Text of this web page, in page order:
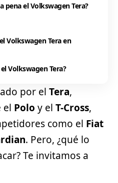
pena el Volkswagen Tera?
Volkswagen Tera en
Volkswagen Tera?
por el Tera,
el Polo y el T-Cross,
como el Fiat
. Pero, ¿qué lo
Te invitamos a